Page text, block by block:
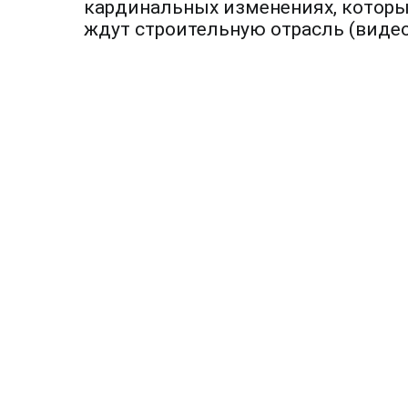
по
кардинальных изменениях,
ждут строительную отрасль